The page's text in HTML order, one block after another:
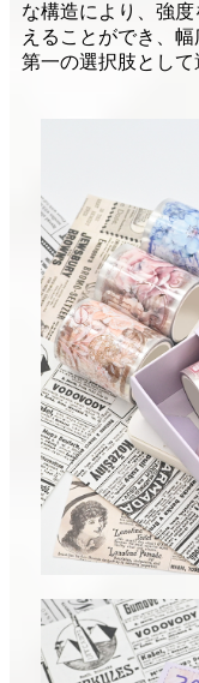
な構造により、強
えることができ、
第一の選択肢として